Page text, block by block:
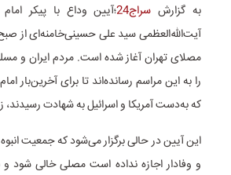
به گزارش سراج24
؛آیین وداع با پیکر
آیت‌الله‌العظمی سید علی حسینی‌خامنه‌ای از
مصلای تهران آغاز شده است. مردم ایران و
را به این مراسم رسانده‌اند تا برای آخرین‌بار
که به‌دست آمریکا و اسرائیل به شهادت رسیدند،
این آیین در حالی برگزار می‌شود که جمعیت
و وفادار اجازه نداده است مصلی خالی شود و